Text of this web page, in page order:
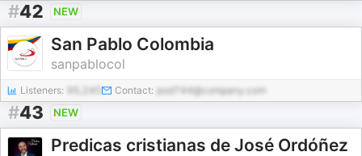
#42 NEW
San Pablo Colombia
sanpablocol
Listeners: 95,245 Contact: pod744@company.com
#43 NEW
Predicas cristianas de José Ordóñez